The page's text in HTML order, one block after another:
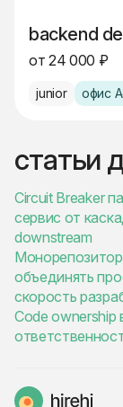
backend
от 24 000 ₽
junior офис
статьи
Circuit Breaker
сервис от
downstream
объединять
скорость
Code ownership